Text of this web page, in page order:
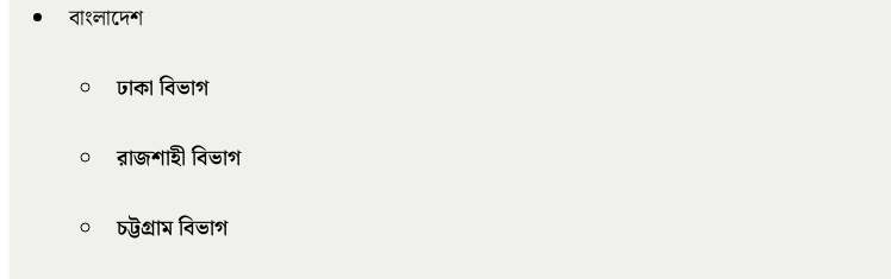
বাংলাদেশ
ঢাকা বিভাগ
রাজশাহী বিভাগ
চট্টগ্রাম বিভাগ